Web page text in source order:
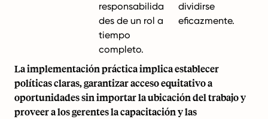
responsabilida
des de un rol a
tiempo
completo.
dividirse
eficazmente.
La implementación práctica implica establecer
políticas claras, garantizar acceso equitativo a
oportunidades sin importar la ubicación del trabajo y
proveer a los gerentes la capacitación y las